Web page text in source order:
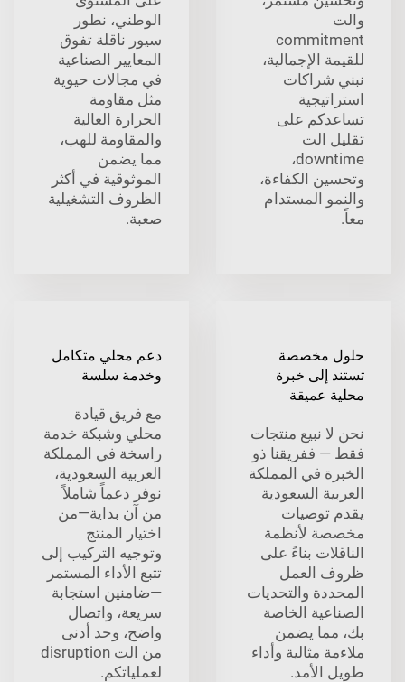
والت
commitment
للقيمة الإجمالية،
نبني شراكات
استراتيجية
تساعدكم على
تقليل الت
downtime،
وتحسين الكفاءة،
والنمو المستدام
معاً.
الوطني، نطور
سيور ناقلة تفوق
المعايير الصناعية
في مجالات حيوية
مثل مقاومة
الحرارة العالية
والمقاومة للهب،
مما يضمن
الموثوقية في أكثر
الظروف التشغيلية
صعبة.
حلول مخصصة
تستند إلى خبرة
محلية عميقة
نحن لا نبيع منتجات
فقط — ففريقنا ذو
الخبرة في المملكة
العربية السعودية
يقدم توصيات
مخصصة لأنظمة
الناقلات بناءً على
ظروف العمل
المحددة والتحديات
الصناعية الخاصة
بك، مما يضمن
ملاءمة مثالية وأداء
طويل الأمد.
دعم محلي متكامل
وخدمة سلسة
مع فريق قيادة
محلي وشبكة خدمة
راسخة في المملكة
العربية السعودية،
نوفر دعماً شاملاً
من آن بداية—من
اختيار المنتج
وتوجيه التركيب إلى
تتبع الأداء المستمر
—ضامنين استجابة
سريعة، واتصال
واضح، وحد أدنى
من الت disruption
لعملياتكم.